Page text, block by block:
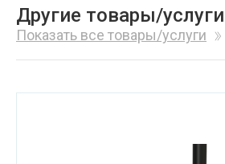
Другие товары/
Показать все товары/услуги